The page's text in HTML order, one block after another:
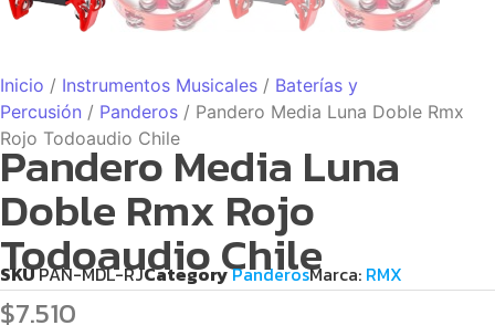
Inicio / Instrumentos Musicales / Baterías y
Percusión / Panderos / Pandero Media Luna Doble Rmx
Rojo Todoaudio Chile
Pandero Media Luna
Doble Rmx Rojo
Todoaudio Chile
SKUPAN-MDL-RJCategoryPanderosMarca: RMX
$7.510